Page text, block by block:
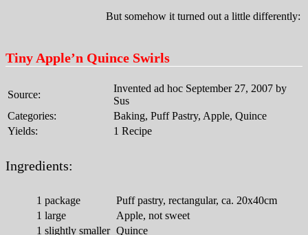
But somehow it turned out a little differently:
Tiny Apple’n Quince Swirls
Source:
Invented ad hoc September 27, 2007 by
Sus
Categories:
Baking, Puff Pastry, Apple, Quince
Yields:
1 Recipe
Ingredients:
1 package
Puff pastry, rectangular, ca. 20x40cm
1 large
Apple, not sweet
1 slightly smaller Quince